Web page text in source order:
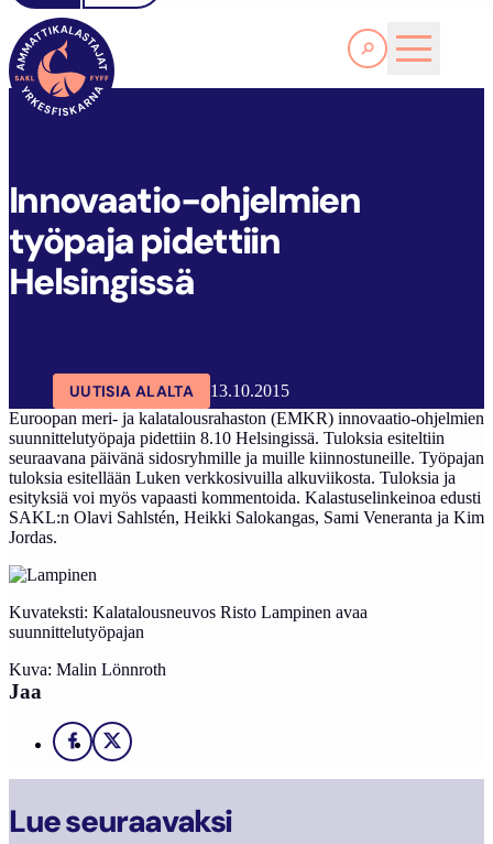
Lue lisää
SAKL
Innovaatio-ohjelmien
työpaja pidettiin
Helsingissä
UUTISIA ALALTA
13.10.2015
Euroopan meri- ja kalatalousrahaston (EMKR) innovaatio-ohjelmien
suunnittelutyöpaja pidettiin 8.10 Helsingissä. Tuloksia esiteltiin
seuraavana päivänä sidosryhmille ja muille kiinnostuneille. Työpajan
tuloksia esitellään Luken verkkosivuilla alkuviikosta. Tuloksia ja
esityksiä voi myös vapaasti kommentoida. Kalastuselinkeinoa edusti
SAKL:n Olavi Sahlstén, Heikki Salokangas, Sami Veneranta ja Kim
Jordas.
Kuvateksti: Kalatalousneuvos Risto Lampinen avaa
suunnittelutyöpajan
Kuva: Malin Lönnroth
Jaa
Facebook
X
Lue seuraavaksi